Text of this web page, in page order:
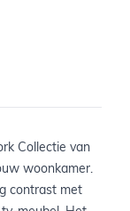
Collectie van
woonkamer.
contrast met